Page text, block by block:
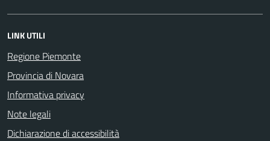
LINK UTILI
Regione Piemonte
Provincia di Novara
Informativa privacy
Note legali
Dichiarazione di accessibilità